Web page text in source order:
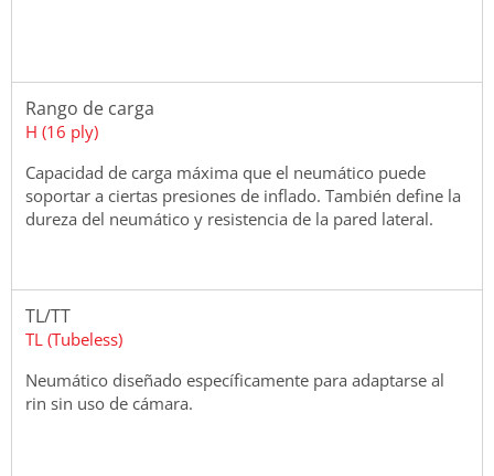
Rango de carga
H (16 ply)
Capacidad de carga máxima que el neumático puede
soportar a ciertas presiones de inflado. También define la
dureza del neumático y resistencia de la pared lateral.
TL/TT
TL (Tubeless)
Neumático diseñado específicamente para adaptarse al
rin sin uso de cámara.